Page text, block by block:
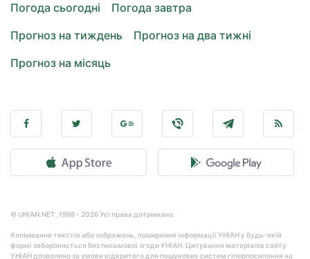
Погода сьогодні
Погода завтра
Прогноз на тиждень
Прогноз на два тижні
Прогноз на місяць
© UNIAN.NET, 1998 - 2026 Усі права дотримано.
Копіювання текстів або зображень, поширення інформації УНІАН у будь-якій
формі забороняється без письмової згоди УНІАН. Цитування матеріалів сайту
УНІАН дозволено за умови відкритого для пошукових систем гіперпосилання на